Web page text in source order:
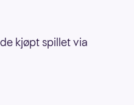
kjøpt spillet via